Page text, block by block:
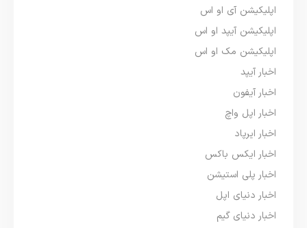
اپلیکیشن آی او اس
اپلیکیشن آیپد او اس
اپلیکیشن مک او اس
اخبار آیپد
اخبار آیفون
اخبار اپل واچ
اخبار ایرپاد
اخبار ایکس باکس
اخبار پلی استیشن
اخبار دنیای اپل
اخبار دنیای گیم